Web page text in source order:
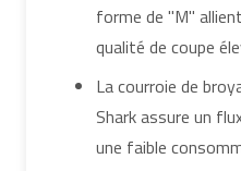
forme de "M"
qualité de coupe
La courroie de
Shark assure un
une faible